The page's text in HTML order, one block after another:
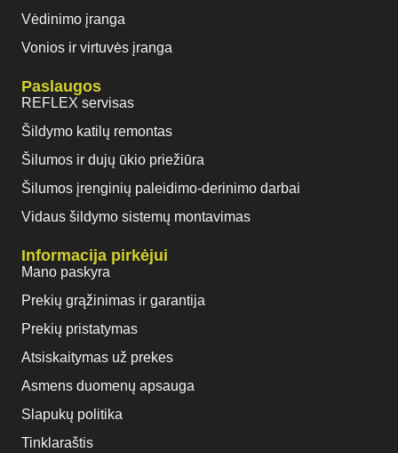
Vėdinimo įranga
Vonios ir virtuvės įranga
Paslaugos
REFLEX servisas
Šildymo katilų remontas
Šilumos ir dujų ūkio priežiūra
Šilumos įrenginių paleidimo-derinimo darbai
Vidaus šildymo sistemų montavimas
Informacija pirkėjui
Mano paskyra
Prekių grąžinimas ir garantija
Prekių pristatymas
Atsiskaitymas už prekes
Asmens duomenų apsauga
Slapukų politika
Tinklaraštis